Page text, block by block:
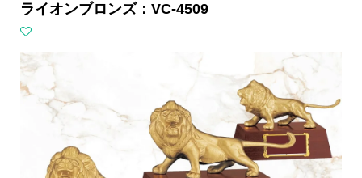
ライオンブロンズ：VC-4509